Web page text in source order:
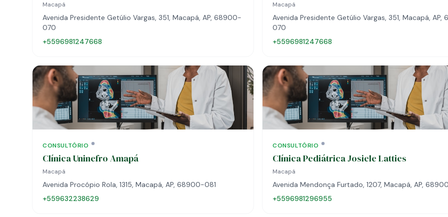
Macapá
Avenida Presidente Getúlio Vargas, 351, Macapá, AP, 68900-
070
+5596981247668
Macapá
Avenida Presidente Getúlio Vargas, 351, Macapá,
070
+5596981247668
CONSULTÓRIO
Clínica Uninefro Amapá
Macapá
Avenida Procópio Rola, 1315, Macapá, AP, 68900-081
+559632238629
CONSULTÓRIO
Clínica Pediátrica Josiele Latties
Macapá
Avenida Mendonça Furtado, 1207, Macapá, AP,
+5596981296955